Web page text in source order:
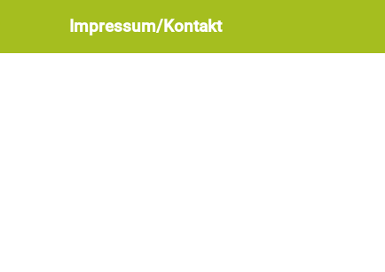
Impressum/Kontakt